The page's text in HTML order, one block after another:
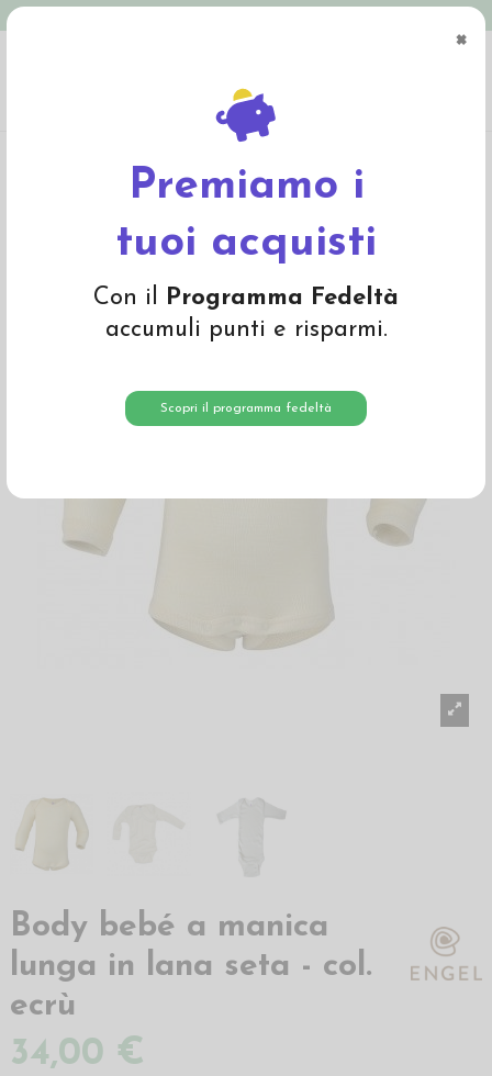
×
Premiamo i
tuoi acquisti
Con il Programma Fedeltà
accumuli punti e risparmi.
Scopri il programma fedeltà
Body bebé a manica
lunga in lana seta - col.
ecrù
34,00 €